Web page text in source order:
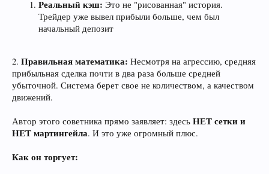
Реальный кэш: Это не "рисованная" история.
Трейдер уже вывел прибыли больше, чем был
начальный депозит
2. Правильная математика: Несмотря на агрессию, средняя
прибыльная сделка почти в два раза больше средней
убыточной. Система берет свое не количеством, а качеством
движений.
Автор этого советника прямо заявляет: здесь НЕТ сетки и
НЕТ мартингейла. И это уже огромный плюс.
Как он торгует: